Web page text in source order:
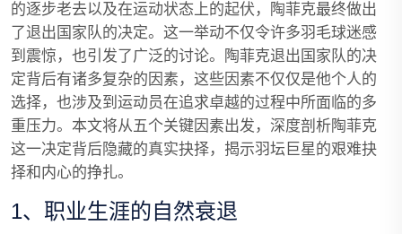
的逐步老去以及在运动状态上的起伏，陶菲克最终做出
了退出国家队的决定。这一举动不仅令许多羽毛球迷感
到震惊，也引发了广泛的讨论。陶菲克退出国家队的决
定背后有诸多复杂的因素，这些因素不仅仅是他个人的
选择，也涉及到运动员在追求卓越的过程中所面临的多
重压力。本文将从五个关键因素出发，深度剖析陶菲克
这一决定背后隐藏的真实抉择，揭示羽坛巨星的艰难抉
择和内心的挣扎。
1、职业生涯的自然衰退